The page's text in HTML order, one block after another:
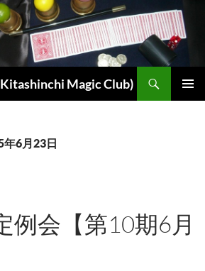
Magic Club)
年6月23日
例会【第10期6月